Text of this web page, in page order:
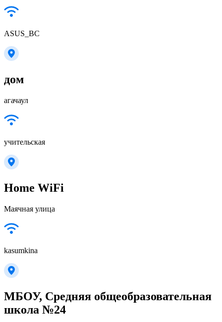
ASUS_BC
дом
агачаул
учительская
Home WiFi
Маячная улица
kasumkina
МБОУ, Средняя общеобразовательная
школа №24